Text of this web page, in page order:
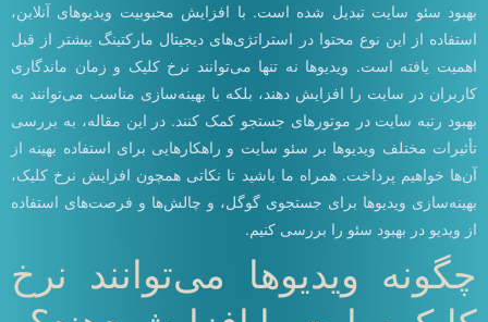
بهبود سئو سایت‌ تبدیل شده است. با افزایش محبوبیت ویدیوهای آنلاین،
استفاده از این نوع محتوا در استراتژی‌های دیجیتال مارکتینگ بیشتر از قبل
اهمیت یافته است. ویدیوها نه تنها می‌توانند نرخ کلیک و زمان ماندگاری
کاربران در سایت را افزایش دهند، بلکه با بهینه‌سازی مناسب می‌توانند به
بهبود رتبه سایت در موتورهای جستجو کمک کنند. در این مقاله، به بررسی
تأثیرات مختلف ویدیوها بر سئو سایت و راهکارهایی برای استفاده بهینه از
آن‌ها خواهیم پرداخت. همراه ما باشید تا نکاتی همچون افزایش نرخ کلیک،
بهینه‌سازی ویدیوها برای جستجوی گوگل، و چالش‌ها و فرصت‌های استفاده
از ویدیو در بهبود سئو را بررسی کنیم.
چگونه ویدیوها می‌توانند نرخ